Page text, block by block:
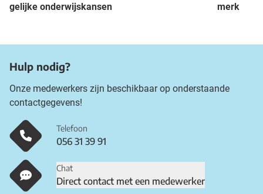
gelijke onderwijskansen
merk
Hulp nodig?
Onze medewerkers zijn beschikbaar op onderstaande
contactgegevens!
Telefoon
056 31 39 91
Chat
Direct contact met een medewerker